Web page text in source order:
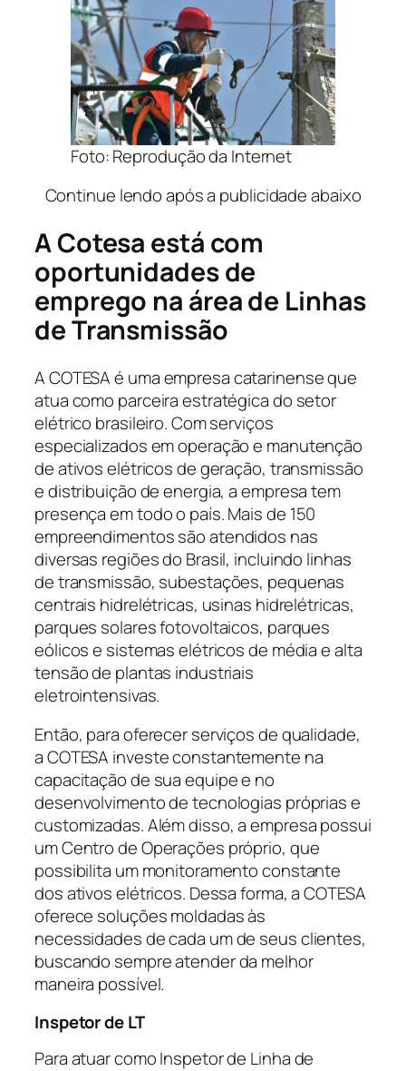
Foto: Reprodução da Internet
Continue lendo após a publicidade abaixo
A Cotesa está com
oportunidades de
emprego na área de Linhas
de Transmissão
A COTESA é uma empresa catarinense que
atua como parceira estratégica do setor
elétrico brasileiro. Com serviços
especializados em operação e manutenção
de ativos elétricos de geração, transmissão
e distribuição de energia, a empresa tem
presença em todo o país. Mais de 150
empreendimentos são atendidos nas
diversas regiões do Brasil, incluindo linhas
de transmissão, subestações, pequenas
centrais hidrelétricas, usinas hidrelétricas,
parques solares fotovoltaicos, parques
eólicos e sistemas elétricos de média e alta
tensão de plantas industriais
eletrointensivas.
Então, para oferecer serviços de qualidade,
a COTESA investe constantemente na
capacitação de sua equipe e no
desenvolvimento de tecnologias próprias e
customizadas. Além disso, a empresa possui
um Centro de Operações próprio, que
possibilita um monitoramento constante
dos ativos elétricos. Dessa forma, a COTESA
oferece soluções moldadas às
necessidades de cada um de seus clientes,
buscando sempre atender da melhor
maneira possível.
Inspetor de LT
Para atuar como Inspetor de Linha de